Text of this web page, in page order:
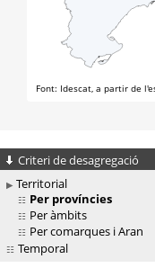
Criteri de desagregació
Territorial
Per províncies
Per àmbits
Per comarques i Aran
Temporal